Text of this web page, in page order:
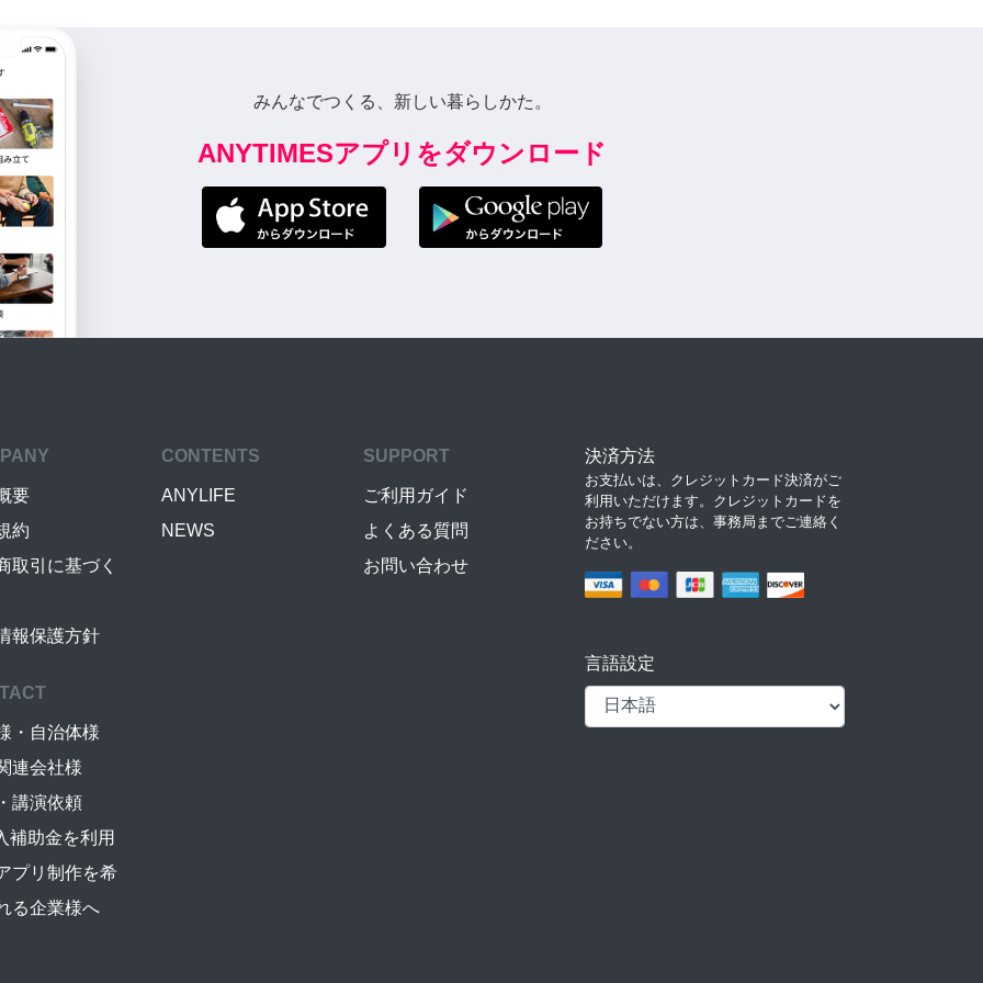
みんなでつくる、新しい暮らしかた。
ANYTIMESアプリをダウンロード
要
約
取引に基づく
報保護方針
CONTENTS
ANYLIFE
NEWS
SUPPORT
ご利用ガイド
よくある質問
お問い合わせ
・自治体様
連会社様
講演依頼
補助金を利用
プリ制作を希
る企業様へ
決済方法
お支払いは、クレジットカード決済がご
利用いただけます。クレジットカードを
お持ちでない方は、事務局までご連絡く
ださい。
言語設定